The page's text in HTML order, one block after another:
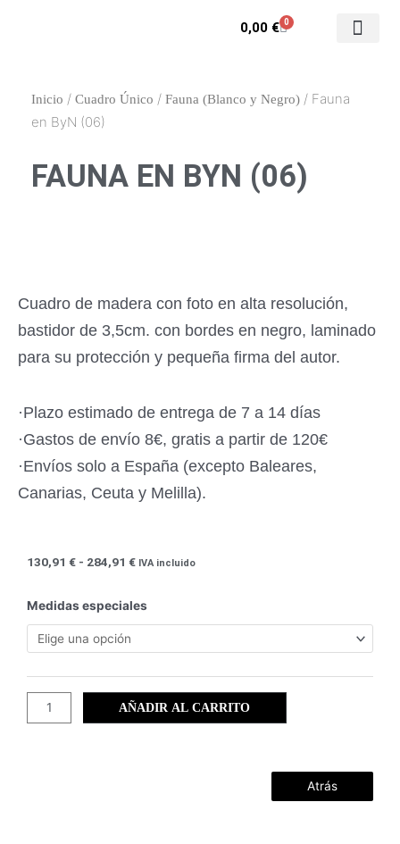
0,00 € 0
Carrito
Inicio / Cuadro Único / Fauna (Blanco y Negro) / Fauna
en ByN (06)
FAUNA EN BYN (06)
Cuadro de madera con foto en alta resolución,
bastidor de 3,5cm. con bordes en negro, laminado
para su protección y pequeña firma del autor.
·Plazo estimado de entrega de 7 a 14 días
·Gastos de envío 8€, gratis a partir de 120€
·Envíos solo a España (excepto Baleares,
Canarias, Ceuta y Melilla).
130,91 € - 284,91 €Rango
precios:
284,91 €
IVA incluido
Medidas especiales
Fauna
en
ByN
cantidad
AÑADIR AL CARRITO
Atrás